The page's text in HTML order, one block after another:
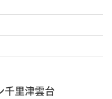
千里津雲台